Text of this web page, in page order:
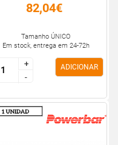
82,04€
Tamanho ÚNICO
Em stock, entrega em 24-72h
+
-
+
-
ADICIONAR